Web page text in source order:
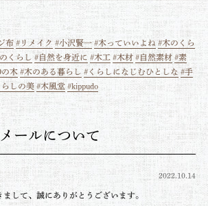
布 #リメイク #小沢賢一⁡#木っていいよね #木のくら
くらし #自然を身近に #木工 #木材 #自然素材 #素
の木 #木のある暮らし #くらしになじむひとしな #手
しの美 #木風堂 #kippudo
ールについて
2022.10.14
して、誠にありがとうございます。